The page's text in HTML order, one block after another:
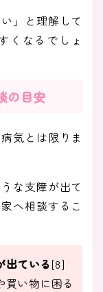
」と理解して
くなるでしょ
の目安
気とは限りま
な支障が出て
へ相談するこ
ている [8]
買い物に困る